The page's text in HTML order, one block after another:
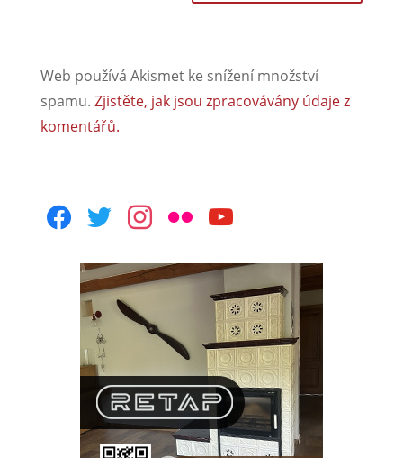
Web používá Akismet ke snížení množství
spamu. Zjistěte, jak jsou zpracovávány údaje z
komentářů.
facebooktwitterinstagram
flickr youtube